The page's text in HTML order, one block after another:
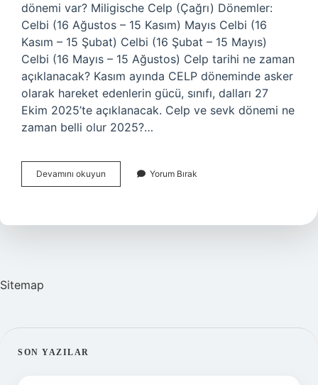
dönemi var? Miligische Celp (Çağrı) Dönemler:
Celbi (16 Ağustos – 15 Kasım) Mayıs Celbi (16
Kasım – 15 Şubat) Celbi (16 Şubat – 15 Mayıs)
Celbi (16 Mayıs – 15 Ağustos) Celp tarihi ne zaman
açıklanacak? Kasım ayında CELP döneminde asker
olarak hareket edenlerin gücü, sınıfı, dalları 27
Ekim 2025’te açıklanacak. Celp ve sevk dönemi ne
zaman belli olur 2025?…
Devamını okuyun
Celp
Zaman
Yorum Bırak
Sitemap
SIDEBAR
SON YAZILAR